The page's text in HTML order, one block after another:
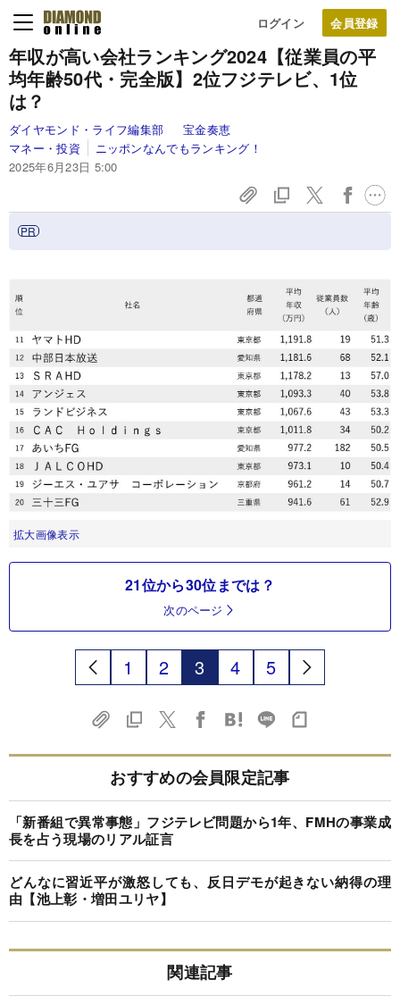
ログイン
年収が高い会社ランキング2024【従業員の平
均年齢50代・完全版】2位フジテレビ、1位
は？
ダイヤモンド・ライフ編集部
宝金奏恵
マネー・投資
ニッポンなんでもランキング！
2025年6月23日 5:00
拡大画像表示
21位から30位までは？
次のページ
1 2 3 4 5
おすすめの会員限定記事
「新番組で異常事態」フジテレビ問題から1年、FMHの事業成
長を占う現場のリアル証言
どんなに習近平が激怒しても、反日デモが起きない納得の理
由【池上彰・増田ユリヤ】
関連記事